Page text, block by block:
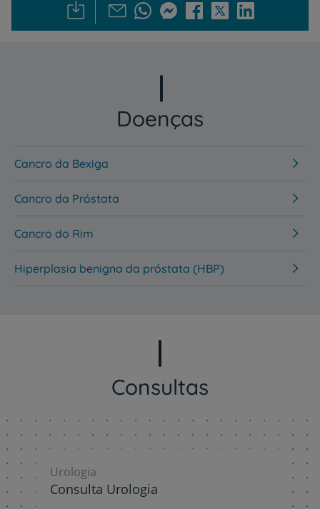
Doenças
Cancro da Bexiga
Cancro da Próstata
Cancro do Rim
Hiperplasia benigna da próstata (HBP)
Consultas
Urologia
Consulta Urologia